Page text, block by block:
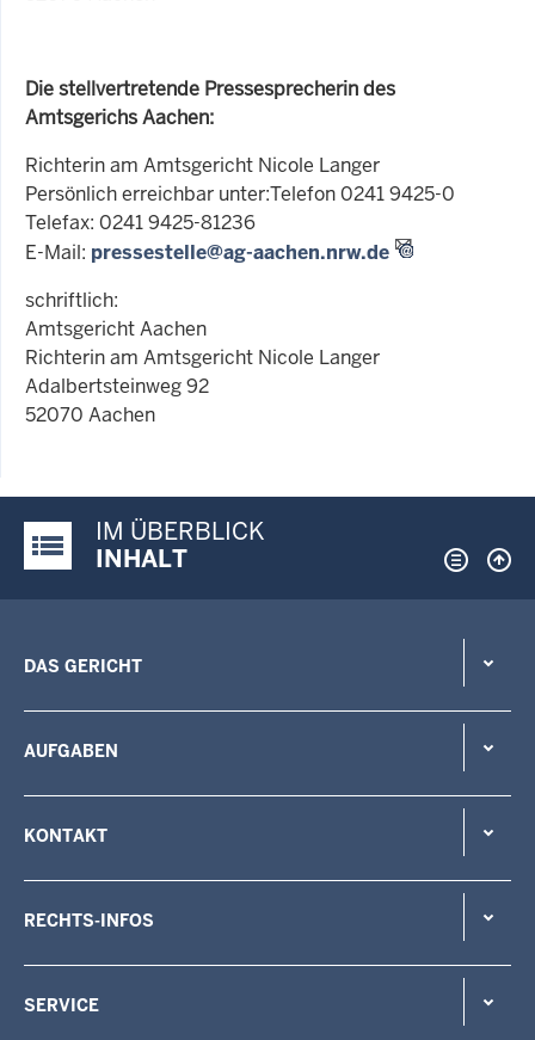
Die stellvertretende Pressesprecherin des
Amtsgerichs Aachen:
Richterin am Amtsgericht Nicole Langer
Persönlich erreichbar unter:Telefon 0241 9425-0
Telefax: 0241 9425-81236
E-Mail: pressestelle@ag-aachen.nrw.de
schriftlich:
Amtsgericht Aachen
Richterin am Amtsgericht Nicole Langer
Adalbertsteinweg 92
52070 Aachen
Justiz-Portal im Überblick:
IM ÜBERBLICK
INHALT
DAS GERICHT
AUFGABEN
KONTAKT
RECHTS-INFOS
SERVICE